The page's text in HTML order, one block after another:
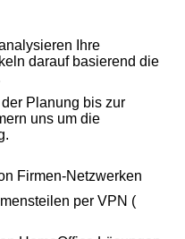
Ihre
darauf basierend die
Planung bis zur
uns um die
Firmen-Netzwerken
per VPN (